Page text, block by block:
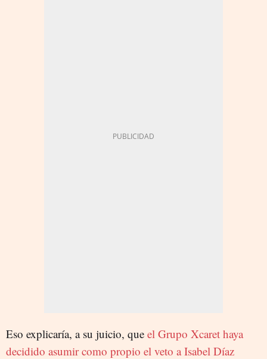
Eso explicaría, a su juicio, que el Grupo Xcaret haya
decidido asumir como propio el veto a Isabel Díaz